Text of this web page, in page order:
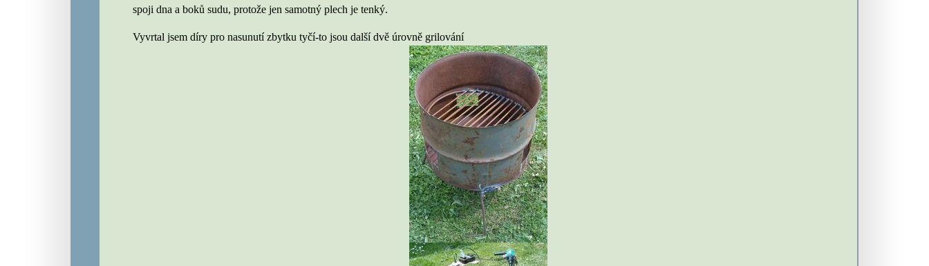
spoji dna a boků sudu, protože jen samotný plech je tenký.
Vyvrtal jsem díry pro nasunutí zbytku tyčí-to jsou další dvě úrovně grilování